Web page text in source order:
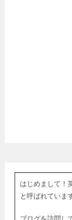
はじめまして！
と呼ばれていま